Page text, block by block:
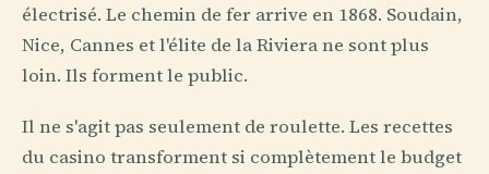
électrisé. Le chemin de fer arrive en 1868. Soudain,
Nice, Cannes et l'élite de la Riviera ne sont plus
loin. Ils forment le public.
Il ne s'agit pas seulement de roulette. Les recettes
du casino transforment si complètement le budget